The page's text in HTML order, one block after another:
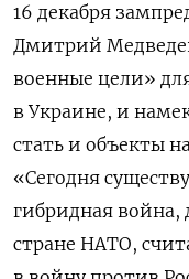
16 декабря
Дмитрий
военные цели»
в Украине, и
стать и объекты
«Сегодня
гибридная
стране НАТО,